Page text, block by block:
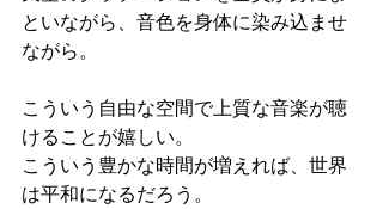
といながら、音色を身体に染み込ませ
ながら。
こういう自由な空間で上質な音楽が聴
けることが嬉しい。
こういう豊かな時間が増えれば、世界
は平和になるだろう。